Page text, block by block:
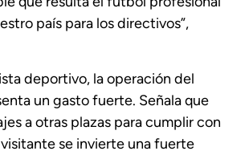
país para los directivos”,
deportivo, la operación del
un gasto fuerte. Señala que
a otras plazas para cumplir con
se invierte una fuerte